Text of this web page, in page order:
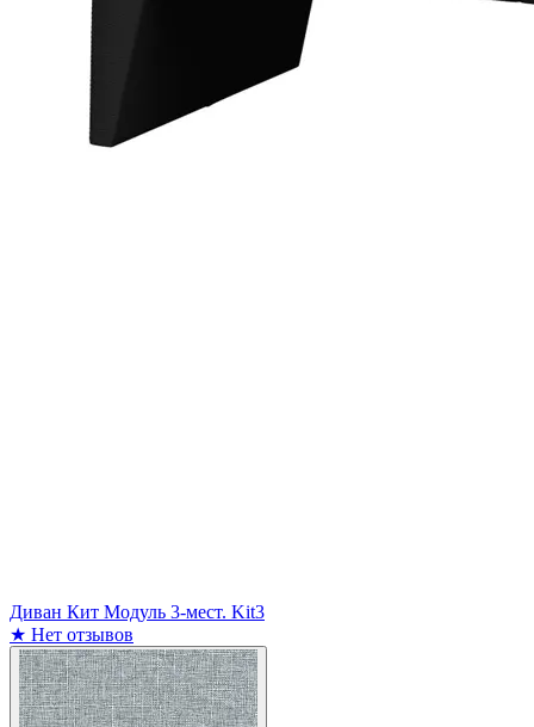
Диван Кит Модуль 3-мест. Kit3
★ Нет отзывов